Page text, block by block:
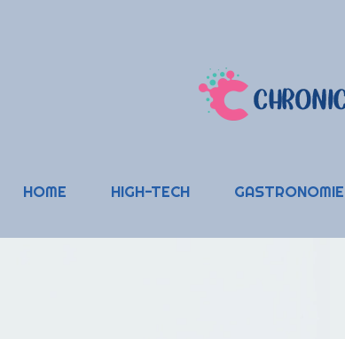
HOME HIGH-TECH GASTRONOMIE